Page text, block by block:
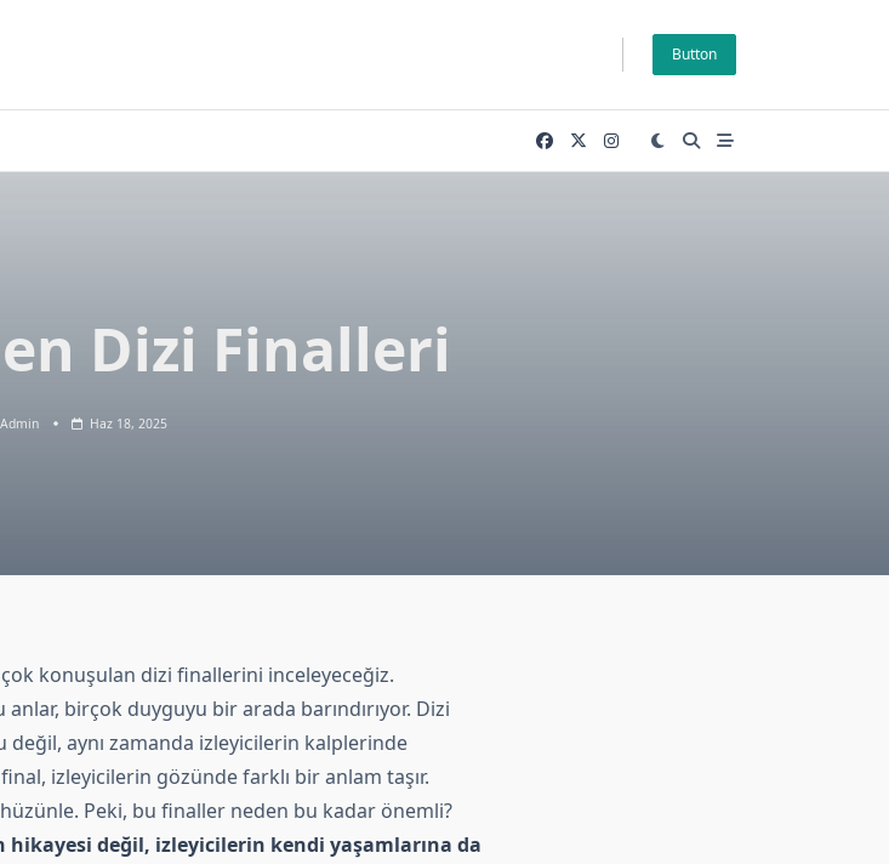
Button
Dizi Finalleri
Admin Haz 18, 2025
konuşulan dizi finallerini inceleyeceğiz.
birçok duyguyu bir arada barındırıyor. Dizi
aynı zamanda izleyicilerin kalplerinde
izleyicilerin gözünde farklı bir anlam taşır.
Peki, bu finaller neden bu kadar önemli?
değil, izleyicilerin kendi yaşamlarına da